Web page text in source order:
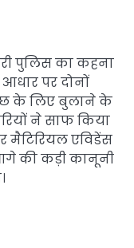
पुलिस का कहना
पर दोनों
के लिए बुलाने के
ने साफ किया
मैटिरियल एविडेंस
की कड़ी कानूनी